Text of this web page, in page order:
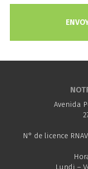
Avenida
N° de licence
Lundi –